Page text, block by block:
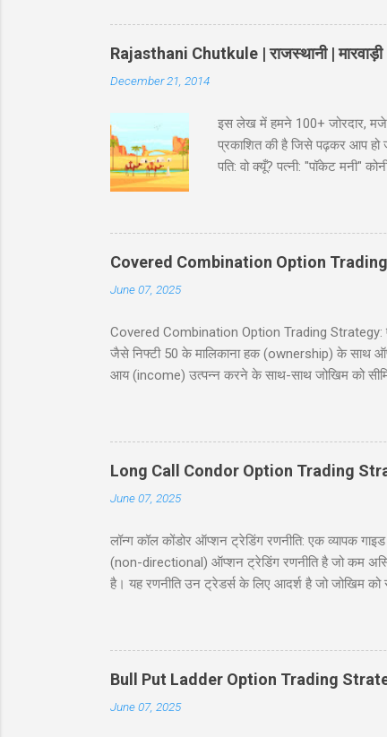
Jaat Attitude Status अंदाज़
Rajasthani Chutkule | राजस्थानी |
December 21, 2014
इस लेख में हमने 100+ जोरदार,
प्रकाशित की है जिसे पढ़कर आप हो
पति: वो क्यूँ? पत्नी: "पॉकेट मनी"
मारवाड़ी चुटकुले जोक्स - धणी-
फोटू भी तो छपसी राजस्थानी
‘सावधान’। कोई हिला तक नहीं।
Covered Combination Option
June 07, 2025
Covered Combination Option Trading Strategy:
जैसे निफ्टी 50 के मालिकाना हक (ownership) के साथ
आय (income) उत्पन्न करने के साथ-साथ जोखिम को
सावधानियां शामिल हैं। यह पोस्ट नये और अनुभवी
करने में मदद करना है। सामग्री (Table of Contents)
Long Call Condor Option Trading
June 07, 2025
लॉन्ग कॉल कोंडोर ऑप्शन ट्रेडिंग रणनीति: एक व्यापक
(non-directional) ऑप्शन ट्रेडिंग रणनीति है जो कम
है। यह रणनीति उन ट्रेडर्स के लिए आदर्श है जो जोखिम
देगी, जिसमें निफ्टी 50 इंडेक्स (Nifty 50 Index) का
(risk and reward), और बहुत कुछ शामिल है। चाहे आप
Bull Put Ladder Option Trading
June 07, 2025